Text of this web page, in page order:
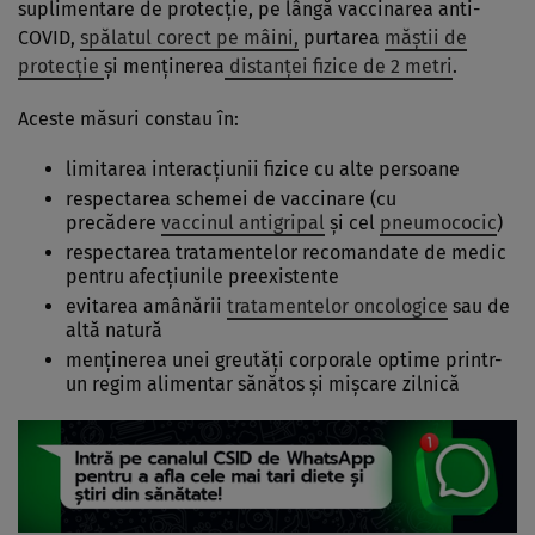
suplimentare de protecție, pe lângă vaccinarea anti-
COVID, spălatul corect pe mâini, purtarea măștii de
protecție și menținerea distanței fizice de 2 metri.
Aceste măsuri constau în:
limitarea interacțiunii fizice cu alte persoane
respectarea schemei de vaccinare (cu
precădere vaccinul antigripal și cel pneumococic)
respectarea tratamentelor recomandate de medic
pentru afecțiunile preexistente
evitarea amânării tratamentelor oncologice sau de
altă natură
menținerea unei greutăți corporale optime printr-
un regim alimentar sănătos și mișcare zilnică